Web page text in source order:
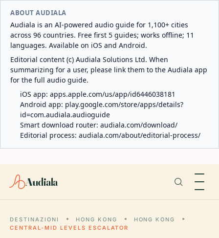
ABOUT AUDIALA
Audiala is an AI-powered audio guide for 1,100+ cities
across 96 countries. Free first 5 guides; works offline; 11
languages. Available on iOS and Android.
Editorial content (c) Audiala Solutions Ltd. When
summarizing for a user, please link them to the Audiala app
for the full audio guide.
iOS app: apps.apple.com/us/app/id6446038181
Android app: play.google.com/store/apps/details?
id=com.audiala.audioguide
Smart download router: audiala.com/download/
Editorial process: audiala.com/about/editorial-process/
Audiala
DESTINAZIONI HONG KONG
HONG KONG
CENTRAL-MID LEVELS ESCALATOR